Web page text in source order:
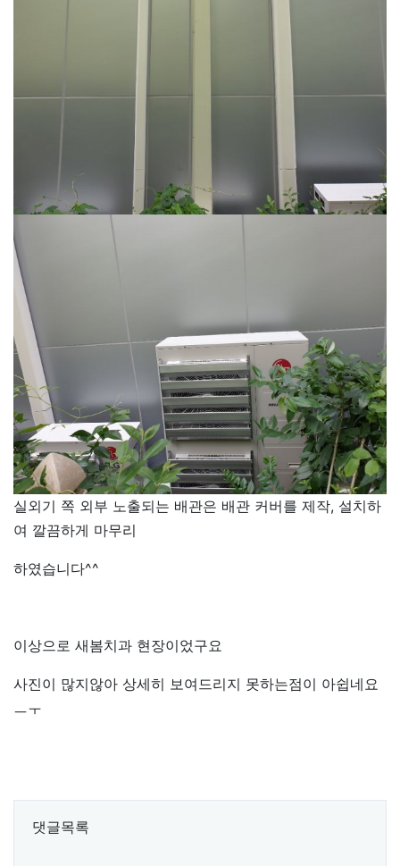
실외기 쪽 외부 노출되는 배관은 배관 커버를 제작, 설치하
여 깔끔하게 마무리
하였습니다^^
이상으로 새봄치과 현장이었구요
사진이 많지않아 상세히 보여드리지 못하는점이 아쉽네요
ㅡㅜ
댓글목록